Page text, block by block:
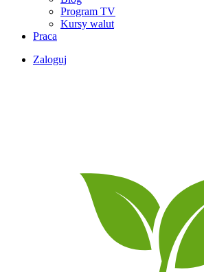
Program TV
Kursy walut
Praca
Zaloguj